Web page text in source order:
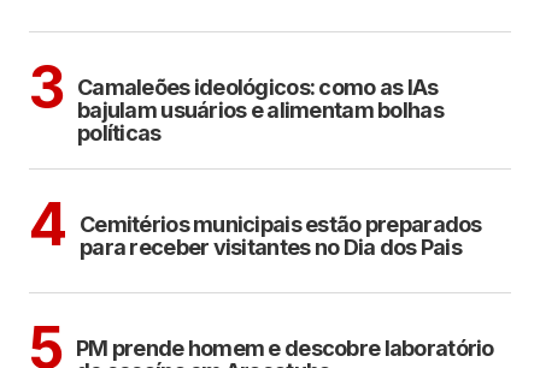
3 Camaleões ideológicos: como as IAs
bajulam usuários e alimentam bolhas
políticas
4
Cemitérios municipais estão preparados
para receber visitantes no Dia dos Pais
5 PM prende homem e descobre laboratório